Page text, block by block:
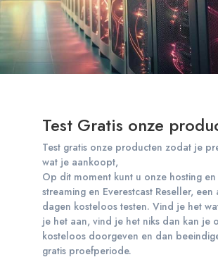
Test Gratis onze
Test gratis onze producten zodat je
wat je aankoopt,
Op dit moment kunt u onze hosting en
streaming en Everestcast Reseller, een
dagen kosteloos testen. Vind je het
je het aan, vind je het niks dan kan je
kosteloos doorgeven en dan
gratis proefperiode.